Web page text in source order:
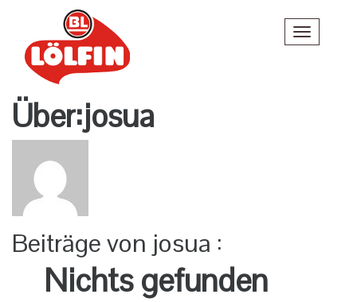
Über:josua
Beiträge von josua :
Nichts gefunden